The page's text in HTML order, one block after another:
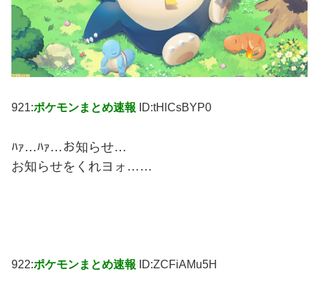
921:ポケモンまとめ速報 ID:tHlCsBYP0
ﾊｧ…ﾊｧ…お知らせ…
お知らせをくれヨォ……
922:ポケモンまとめ速報 ID:ZCFiAMu5H